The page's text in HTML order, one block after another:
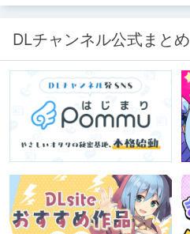
DLチャンネル公式まとめ